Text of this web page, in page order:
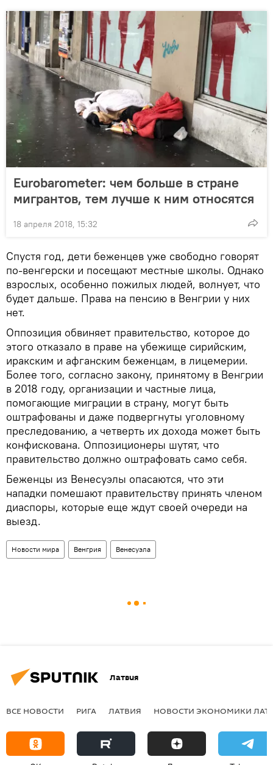
Eurobarometer: чем больше в стране
мигрантов, тем лучше к ним относятся
18 апреля 2018, 15:32
Спустя год, дети беженцев уже свободно говорят
по-венгерски и посещают местные школы. Однако
взрослых, особенно пожилых людей, волнует, что
будет дальше. Права на пенсию в Венгрии у них
нет.
Оппозиция обвиняет правительство, которое до
этого отказало в праве на убежище сирийским,
иракским и афганским беженцам, в лицемерии.
Более того, согласно закону, принятому в Венгрии
в 2018 году, организации и частные лица,
помогающие миграции в страну, могут быть
оштрафованы и даже подвергнуты уголовному
преследованию, а четверть их дохода может быть
конфискована. Оппозиционеры шутят, что
правительство должно оштрафовать само себя.
Беженцы из Венесуэлы опасаются, что эти
нападки помешают правительству принять членом
диаспоры, которые еще ждут своей очереди на
выезд.
Новости мира Венгрия Венесуэла
Латвия
ВСЕ НОВОСТИ РИГА ЛАТВИЯ НОВОСТИ ЭКОНОМИКИ